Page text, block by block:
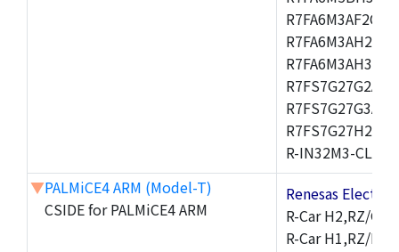
R-IN32M3-CL,R-
▼PALMiCE4 ARM (Model-T)
CSIDE for PALMiCE4 ARM
Renesas
R-Car H2,RZ/
R-Car H1,RZ/